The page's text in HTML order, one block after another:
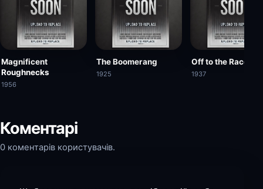
Magnificent
Roughnecks
1956
The Boomerang
1925
Off to the Races
1937
Коментарі
0 коментарів користувачів.